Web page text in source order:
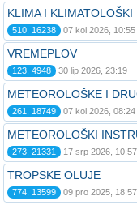
KLIMA I KLIMATOLOŠKI
510, 16238 07 kol 2026, 10:55
VREMEPLOV
123, 4948 30 lip 2026, 23:19
METEOROLOŠKE I
261, 18749 07 kol 2026, 08:24
METEOROLOŠKI
273, 21331 17 srp 2026, 10:57
TROPSKE OLUJE
774, 13599 09 pro 2025, 18:57